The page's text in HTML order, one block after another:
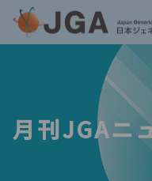
月刊JGAニ